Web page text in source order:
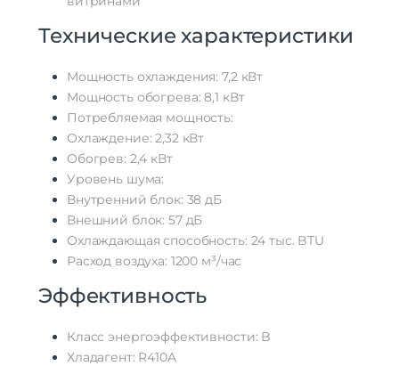
Технические характеристики
Мощность охлаждения: 7,2 кВт
Мощность обогрева: 8,1 кВт
Потребляемая мощность:
Охлаждение: 2,32 кВт
Обогрев: 2,4 кВт
Уровень шума:
Внутренний блок: 38 дБ
Внешний блок: 57 дБ
Охлаждающая способность: 24 тыс. BTU
Расход воздуха: 1200 м³/час
Эффективность
Класс энергоэффективности: B
Хладагент: R410A